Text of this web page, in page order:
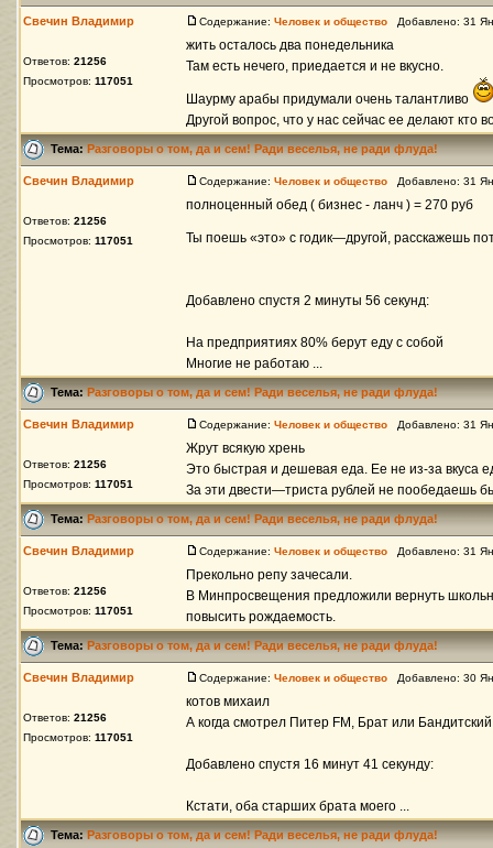
Свечин Владимир
Ответов: 21256
Просмотров: 117051
Содержание: Человек и общество Добавлено: 31
жить осталось два понедельника
Там есть нечего, приедается и не вкусно.
Шаурму арабы придумали очень талантливо
Другой вопрос, что у нас сейчас ее делают кто
Тема:Разговоры о том, да и сем! Ради веселья, не ради флуда!
Свечин Владимир
Ответов: 21256
Просмотров: 117051
Содержание: Человек и общество Добавлено: 31
полноценный обед ( бизнес - ланч ) = 270 руб
Ты поешь «это» с годик—другой, расскажешь
Добавлено спустя 2 минуты 56 секунд:
На предприятиях 80% берут еду с собой
Многие не работаю ...
Тема:Разговоры о том, да и сем! Ради веселья, не ради флуда!
Свечин Владимир
Ответов: 21256
Просмотров: 117051
Содержание: Человек и общество Добавлено: 31
Жрут всякую хрень
Это быстрая и дешевая еда. Ее не из-за вкуса
За эти двести—триста рублей не пообедаешь
Тема:Разговоры о том, да и сем! Ради веселья, не ради флуда!
Свечин Владимир
Ответов: 21256
Просмотров: 117051
Содержание: Человек и общество Добавлено: 31
Прекольно репу зачесали.
В Минпросвещения предложили вернуть
повысить рождаемость.
Тема:Разговоры о том, да и сем! Ради веселья, не ради флуда!
Свечин Владимир
Ответов: 21256
Просмотров: 117051
Содержание: Человек и общество Добавлено: 30
котов михаил
А когда смотрел Питер FM, Брат или
Добавлено спустя 16 минут 41 секунду:
Кстати, оба старших брата моего ...
Тема:Разговоры о том, да и сем! Ради веселья, не ради флуда!